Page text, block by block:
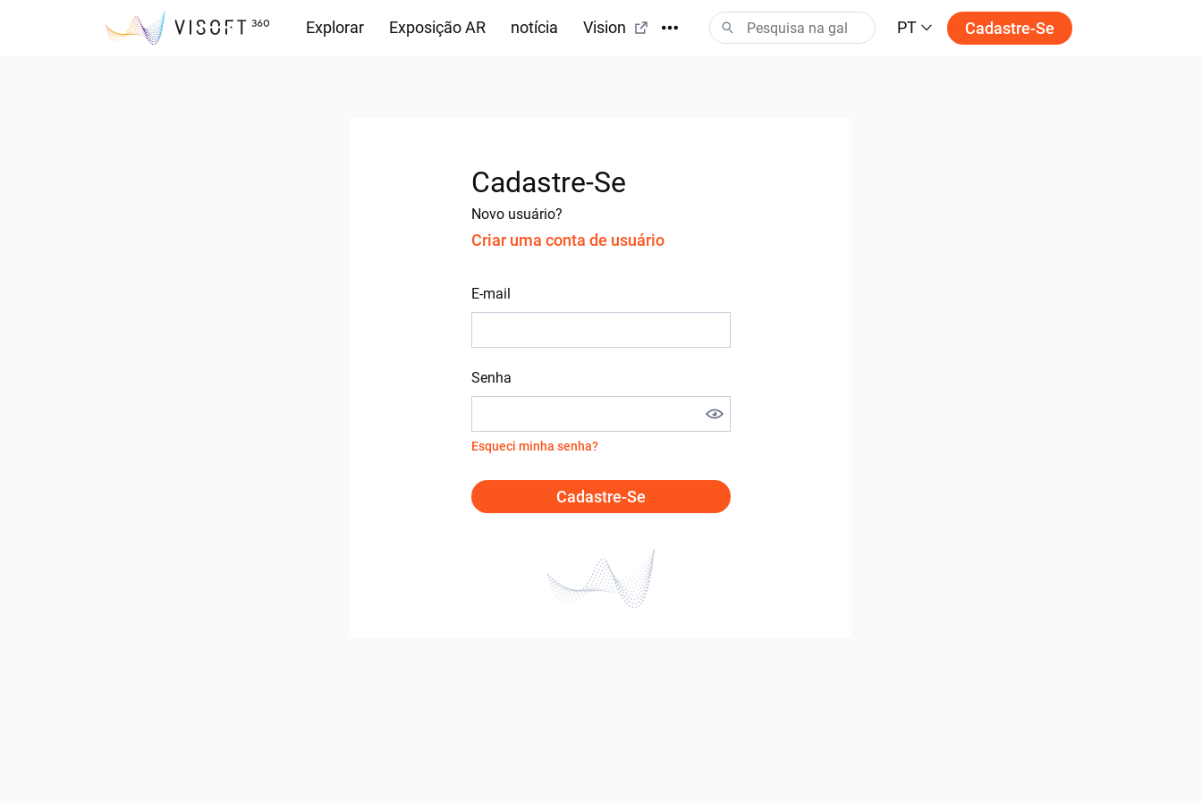
Explorar Exposição AR notícia Vision PT Cadastre-Se
Cadastre-Se
Novo usuário?
Criar uma conta de usuário
E-mail
Senha
Esqueci minha senha?
Cadastre-Se